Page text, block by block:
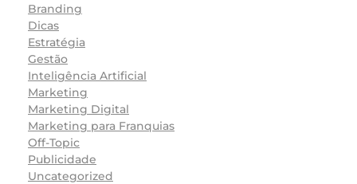
Branding
Dicas
Estratégia
Gestão
Inteligência Artificial
Marketing
Marketing Digital
Marketing para Franquias
Off-Topic
Publicidade
Uncategorized